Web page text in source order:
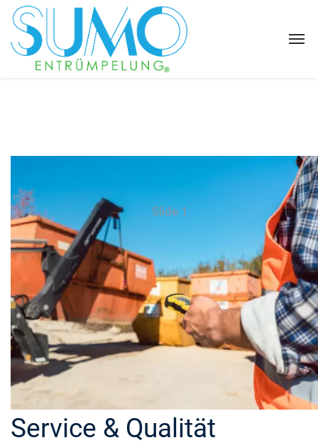
Slide 1
Service & Qualität